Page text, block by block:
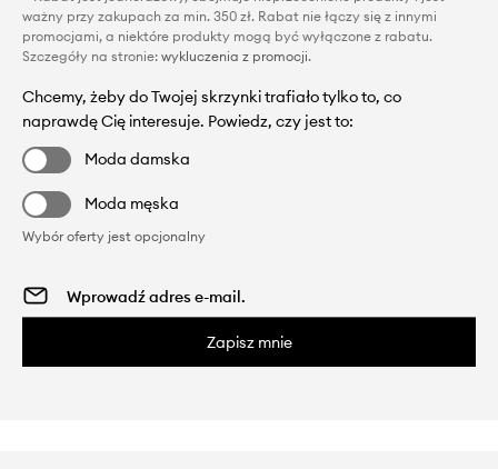
ważny przy zakupach za min. 350 zł. Rabat nie łączy się z innymi
promocjami, a niektóre produkty mogą być wyłączone z rabatu.
Szczegóły na stronie: wykluczenia z promocji.
Chcemy, żeby do Twojej skrzynki trafiało tylko to, co
naprawdę Cię interesuje. Powiedz, czy jest to:
Moda damska
Moda męska
Wybór oferty jest opcjonalny
Zapisz mnie